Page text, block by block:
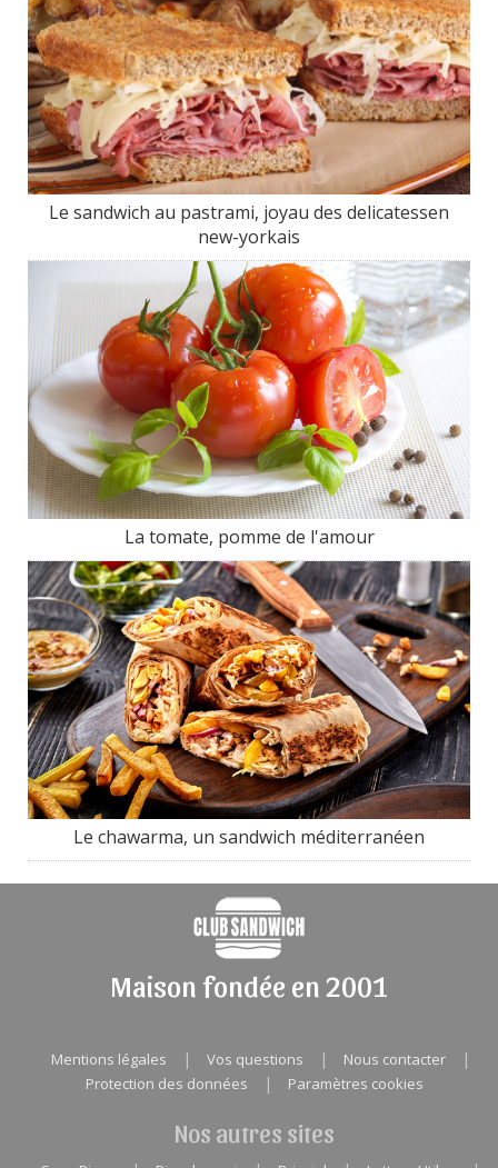
Le sandwich au pastrami, joyau des delicatessen
new-yorkais
La tomate, pomme de l'amour
Le chawarma, un sandwich méditerranéen
Maison fondée en 2001
Mentions légales | Vos questions | Nous contacter |
Protection des données | Paramètres cookies
Nos autres sites